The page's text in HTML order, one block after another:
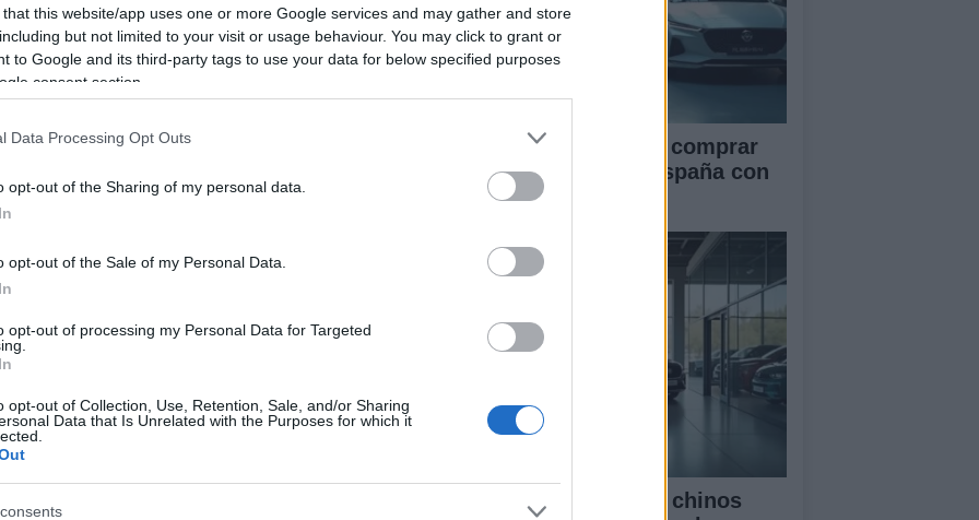
that this website/app uses one or more Google services and may gather and store
but not limited to your visit or usage behaviour. You may click to grant or
to Google and its third-party tags to use your data for below specified purposes
consent section.
Data Processing Opt Outs
opt-out of the Sharing of my personal data.
opt-out of the Sale of my Personal Data.
opt-out of processing my Personal Data for Targeted
opt-out of Collection, Use, Retention, Sale, and/or Sharing
Data that Is Unrelated with the Purposes for which it
género ya que emplea la energía de la propia
el motor con ayuda de un motor de arranque.
un motor de arranque eléctrico, el
el motor en tan solo 0,35 segundos, apenas la
Guía definitiva para comprar
coches chinos en España con
seguridad
Cómo los vehículos chinos